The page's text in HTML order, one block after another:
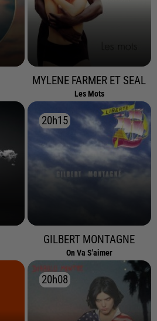
MYLENE FARMER ET SEAL
Les Mots
20h15
20h15
GILBERT MONTAGNE
On Va S'aimer
20h08
20h08